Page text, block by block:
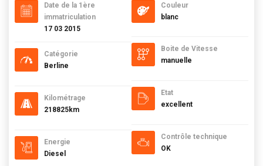
Date de la 1ère
immatriculation
17 03 2015
Catégorie
Berline
Kilométrage
218825km
Energie
Diesel
Couleur
blanc
Boite de Vitesse
manuelle
Etat
excellent
Contrôle technique
OK